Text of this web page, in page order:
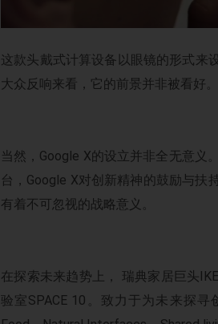
这款头戴式计算设备以眼镜的形式来
大众反响来看，它的前景并非被看好
当然，Google X的设立并非全无意义
台，Google X对创新精神的鼓励与扶
有着不可忽视的战略意义。
在探索未来趋势上， 瑞典家居巨头
验室SPACE 10。致力于为未来探